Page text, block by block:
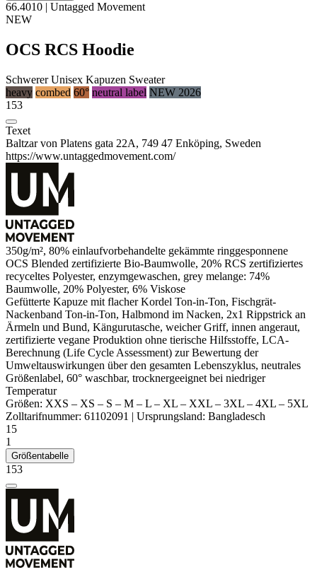
66.4010 | Untagged Movement
NEW
OCS RCS Hoodie
Schwerer Unisex Kapuzen Sweater
heavy combed 60° neutral label NEW 2026
153
Texet
Baltzar von Platens gata 22A, 749 47 Enköping, Sweden
https://www.untaggedmovement.com/
350g/m², 80% einlaufvorbehandelte gekämmte ringgesponnene
OCS Blended zertifizierte Bio-Baumwolle, 20% RCS zertifiziertes
recyceltes Polyester, enzymgewaschen, grey melange: 74%
Baumwolle, 20% Polyester, 6% Viskose
Gefütterte Kapuze mit flacher Kordel Ton-in-Ton, Fischgrät-
Nackenband Ton-in-Ton, Halbmond im Nacken, 2x1 Rippstrick an
Ärmeln und Bund, Kängurutasche, weicher Griff, innen angeraut,
zertifizierte vegane Produktion ohne tierische Hilfsstoffe, LCA-
Berechnung (Life Cycle Assessment) zur Bewertung der
Umweltauswirkungen über den gesamten Lebenszyklus, neutrales
Größenlabel, 60° waschbar, trocknergeeignet bei niedriger
Temperatur
Größen: XXS – XS – S – M – L – XL – XXL – 3XL – 4XL – 5XL
Zolltarifnummer: 61102091 | Ursprungsland: Bangladesch
15
1
Größentabelle
153